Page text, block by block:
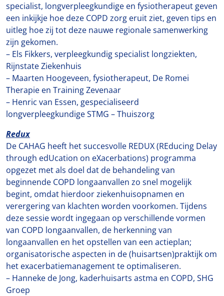
specialist, longverpleegkundige en fysiotherapeut geven
een inkijkje hoe deze COPD zorg eruit ziet, geven tips en
uitleg hoe zij tot deze nauwe regionale samenwerking
zijn gekomen.
– Els Fikkers, verpleegkundig specialist longziekten,
Rijnstate Ziekenhuis
– Maarten Hoogeveen, fysiotherapeut, De Romei
Therapie en Training Zevenaar
– Henric van Essen, gespecialiseerd
longverpleegkundige STMG – Thuiszorg
Redux
De CAHAG heeft het succesvolle REDUX (REducing Delay
through edUcation on eXacerbations) programma
opgezet met als doel dat de behandeling van
beginnende COPD longaanvallen zo snel mogelijk
begint, omdat hierdoor ziekenhuisopnamen en
verergering van klachten worden voorkomen. Tijdens
deze sessie wordt ingegaan op verschillende vormen
van COPD longaanvallen, de herkenning van
longaanvallen en het opstellen van een actieplan;
organisatorische aspecten in de (huisartsen)praktijk om
het exacerbatiemanagement te optimaliseren.
– Hanneke de Jong, kaderhuisarts astma en COPD, SHG
Groep